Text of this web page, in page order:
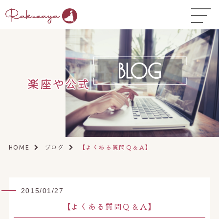
TOP
はじめての方へ
コース料金
よくある質問
お悩み温活ガイド▼
店舗一覧▼
開業サポート
楽座や公式
HOME ブログ 【よくある質問Ｑ＆Ａ】
2015/01/27
【よくある質問Ｑ＆Ａ】